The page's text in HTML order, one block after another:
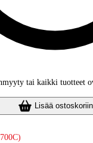
tai kaikki tuotteet
Lisää ostoskoriin